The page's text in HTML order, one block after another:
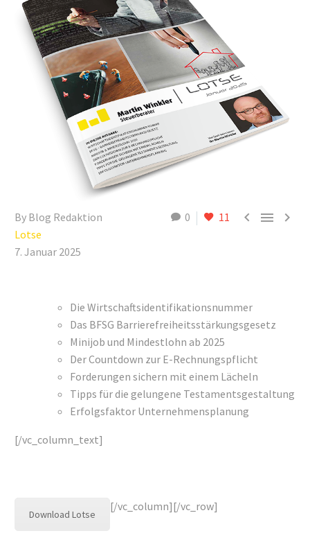
0 11   
By Blog Redaktion
Lotse
7. Januar 2025
Die Wirtschaftsidentifikationsnummer
Das BFSG Barrierefreiheitsstärkungsgesetz
Minijob und Mindestlohn ab 2025
Der Countdown zur E-Rechnungspflicht
Forderungen sichern mit einem Lächeln
Tipps für die gelungene Testamentsgestaltung
Erfolgsfaktor Unternehmensplanung
[/vc_column_text]
Download Lotse
[/vc_column][/vc_row]